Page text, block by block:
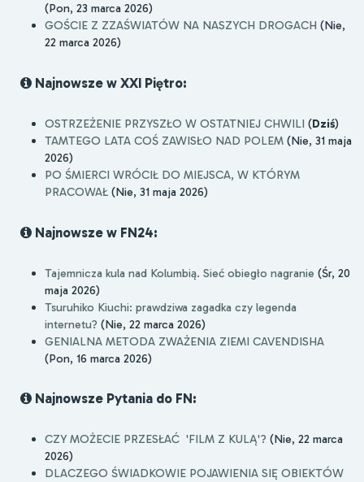
(Pon, 23 marca 2026)
GOŚCIE Z ZZAŚWIATÓW NA NASZYCH DROGACH (Nie,
22 marca 2026)
Najnowsze w XXI Piętro:
OSTRZEŻENIE PRZYSZŁO W OSTATNIEJ CHWILI (Dziś)
TAMTEGO LATA COŚ ZAWISŁO NAD POLEM (Nie, 31 maja
2026)
PO ŚMIERCI WRÓCIŁ DO MIEJSCA, W KTÓRYM
PRACOWAŁ (Nie, 31 maja 2026)
Najnowsze w FN24:
Tajemnicza kula nad Kolumbią. Sieć obiegło nagranie (Śr, 20
maja 2026)
Tsuruhiko Kiuchi: prawdziwa zagadka czy legenda
internetu? (Nie, 22 marca 2026)
GENIALNA METODA ZWAŻENIA ZIEMI CAVENDISHA
(Pon, 16 marca 2026)
Najnowsze Pytania do FN:
CZY MOŻECIE PRZESŁAĆ 'FILM Z KULĄ'? (Nie, 22 marca
2026)
DLACZEGO ŚWIADKOWIE POJAWIENIA SIĘ OBIEKTÓW